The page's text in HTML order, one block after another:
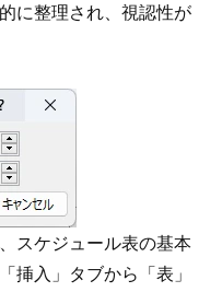
に整理され、視認性が
スケジュール表の基本
挿入」タブから「表」